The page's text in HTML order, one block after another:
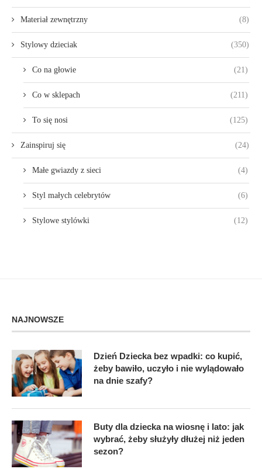
Materiał zewnętrzny (8)
Stylowy dzieciak (350)
Co na głowie (21)
Co w sklepach (211)
To się nosi (125)
Zainspiruj się (24)
Małe gwiazdy z sieci (4)
Styl małych celebrytów (6)
Stylowe stylówki (12)
NAJNOWSZE
Dzień Dziecka bez wpadki: co kupić,
żeby bawiło, uczyło i nie wylądowało
na dnie szafy?
Buty dla dziecka na wiosnę i lato: jak
wybrać, żeby służyły dłużej niż jeden
sezon?